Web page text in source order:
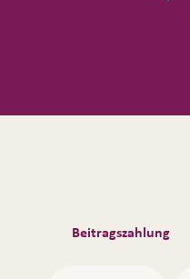
Beitragszahlung